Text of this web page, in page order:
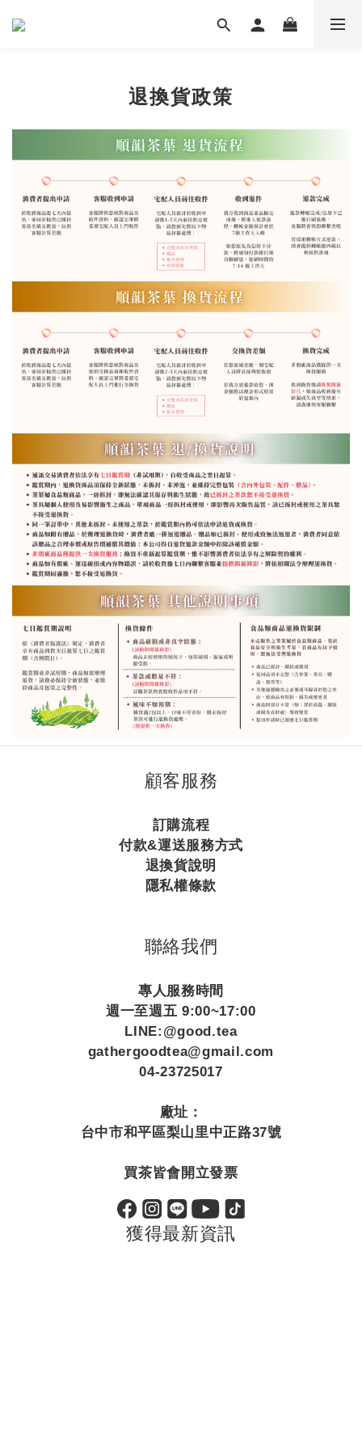
退換貨政策
顧客服務
訂購流程
付款&運送服務方式
退換貨說明
隱私權條款
聯絡我們
專人服務時間
週一至週五 9:00~17:00
LINE:@good.tea
gathergoodtea@gmail.com
04-23725017
廠址：
台中市和平區梨山里中正路37號
買茶皆會開立發票
獲得最新資訊